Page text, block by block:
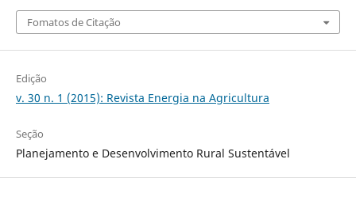
Fomatos de Citação
Edição
v. 30 n. 1 (2015): Revista Energia na Agricultura
Seção
Planejamento e Desenvolvimento Rural Sustentável